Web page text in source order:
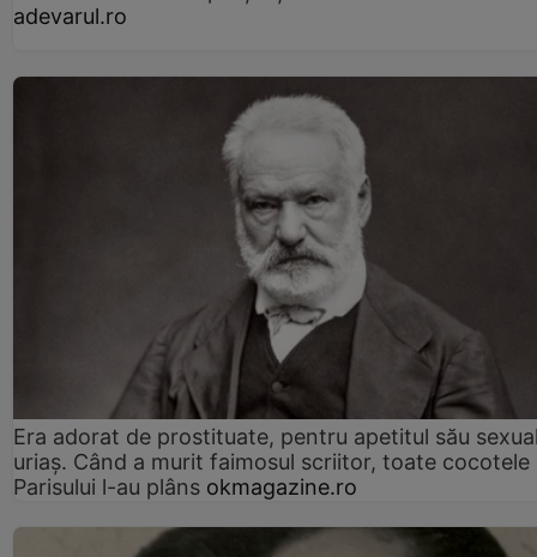
adevarul.ro
Era adorat de prostituate, pentru apetitul său
uriaș. Când a murit faimosul scriitor, toate cocotele
Parisului l-au plâns okmagazine.ro